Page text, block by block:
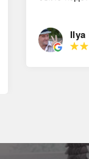
Ilya